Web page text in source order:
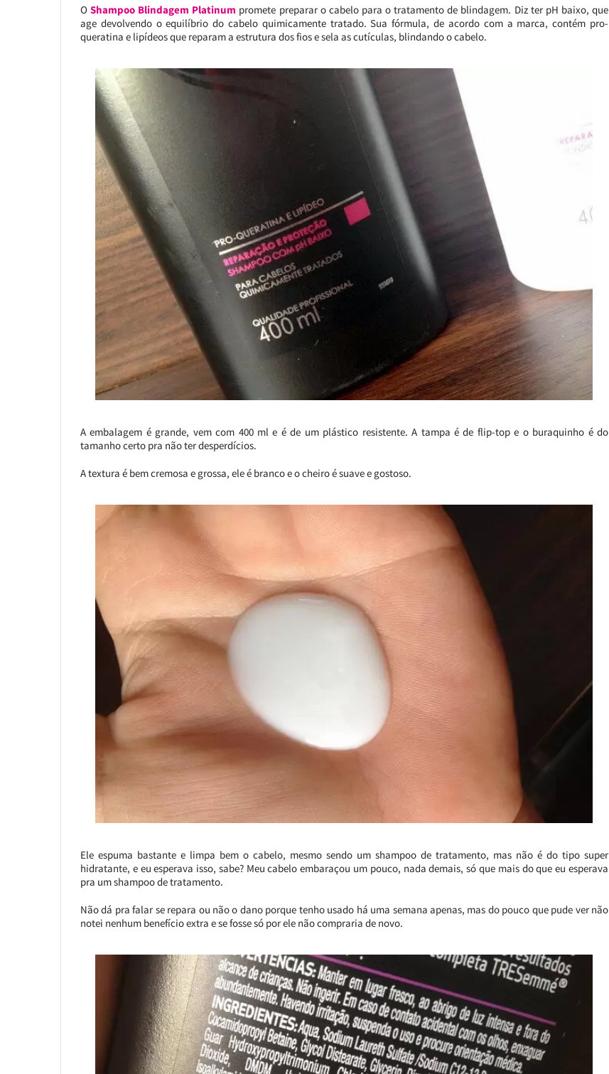
OShampoo Blindagem Platinum promete preparar o cabelo para o tratamento de blindagem. Diz ter pH baixo, que
age devolvendo o equilíbrio do cabelo quimicamente tratado. Sua fórmula, de acordo com a marca, contém pro-
queratina e lipídeos que reparam a estrutura dos fios e sela as cutículas, blindando o cabelo.
A embalagem é grande, vem com 400 ml e é de um plástico resistente. A tampa é de flip-top e o buraquinho é do
tamanho certo pra não ter desperdícios.
A textura é bem cremosa e grossa, ele é branco e o cheiro é suave e gostoso.
Ele espuma bastante e limpa bem o cabelo, mesmo sendo um shampoo de tratamento, mas não é do tipo super
hidratante, e eu esperava isso, sabe? Meu cabelo embaraçou um pouco, nada demais, só que mais do que eu esperava
pra um shampoo de tratamento.
Não dá pra falar se repara ou não o dano porque tenho usado há uma semana apenas, mas do pouco que pude ver não
notei nenhum benefício extra e se fosse só por ele não compraria de novo.